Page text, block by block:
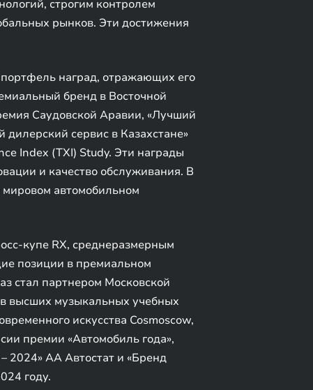
строгим контролем
рынков. Эти достижения
наград, отражающих его
бренд в Восточной
Саудовской Аравии, «Лучший
сервис в Казахстане»
Index (TXI) Study. Эти награды
и качество обслуживания. В
мировом автомобильном
купе RX, среднеразмерным
позиции в премиальном
стал партнером Московской
высших музыкальных учебных
искусства Cosmoscow,
премии «Автомобиль года»,
2024» АА Автостат и «Бренд
году.